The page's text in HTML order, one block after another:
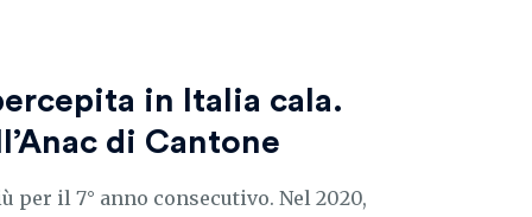
in Italia cala.
di Cantone
per il 7° anno consecutivo. Nel 2020,